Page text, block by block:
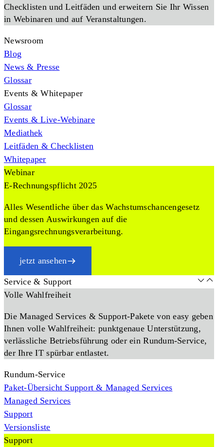
Checklisten und Leitfäden und erweitern Sie Ihr Wissen
in Webinaren und auf Veranstaltungen.
Newsroom
Blog
News & Presse
Glossar
Events & Whitepaper
Glossar
Events & Live-Webinare
Mediathek
Leitfäden & Checklisten
Whitepaper
Webinar
E-Rechnungspflicht 2025
Alles Wesentliche über das Wachstumschancengesetz
und dessen Auswirkungen auf die
Eingangsrechnungsverarbeitung.
jetzt ansehen
Service & Support
Volle Wahlfreiheit
Die Managed Services & Support-Pakete von easy geben
Ihnen volle Wahlfreiheit: punktgenaue Unterstützung,
verlässliche Betriebsführung oder ein Rundum-Service,
der Ihre IT spürbar entlastet.
Rundum-Service
Paket-Übersicht Support & Managed Services
Managed Services
Support
Versionsliste
Support